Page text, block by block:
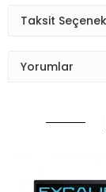
Taksit
Yorumlar